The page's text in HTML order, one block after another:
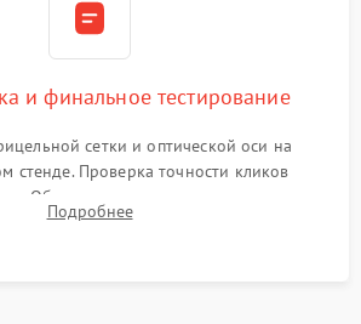
и финальное тестирование
сетки и оптической оси на
стенде. Проверка точности кликов
Обязательное испытание прицела на
проверки устойчивости к отдаче и
Подробнее